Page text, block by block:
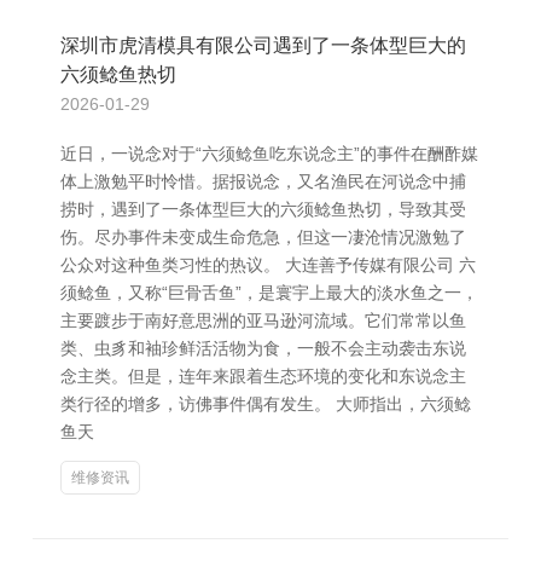
深圳市虎清模具有限公司遇到了一条体型巨大的
六须鲶鱼热切
2026-01-29
近日，一说念对于“六须鲶鱼吃东说念主”的事件在酬酢媒
体上激勉平时怜惜。据报说念，又名渔民在河说念中捕
捞时，遇到了一条体型巨大的六须鲶鱼热切，导致其受
伤。尽办事件未变成生命危急，但这一凄沧情况激勉了
公众对这种鱼类习性的热议。 大连善予传媒有限公司 六
须鲶鱼，又称“巨骨舌鱼”，是寰宇上最大的淡水鱼之一，
主要踱步于南好意思洲的亚马逊河流域。它们常常以鱼
类、虫豸和袖珍鲜活活物为食，一般不会主动袭击东说
念主类。但是，连年来跟着生态环境的变化和东说念主
类行径的增多，访佛事件偶有发生。 大师指出，六须鲶
鱼天
维修资讯